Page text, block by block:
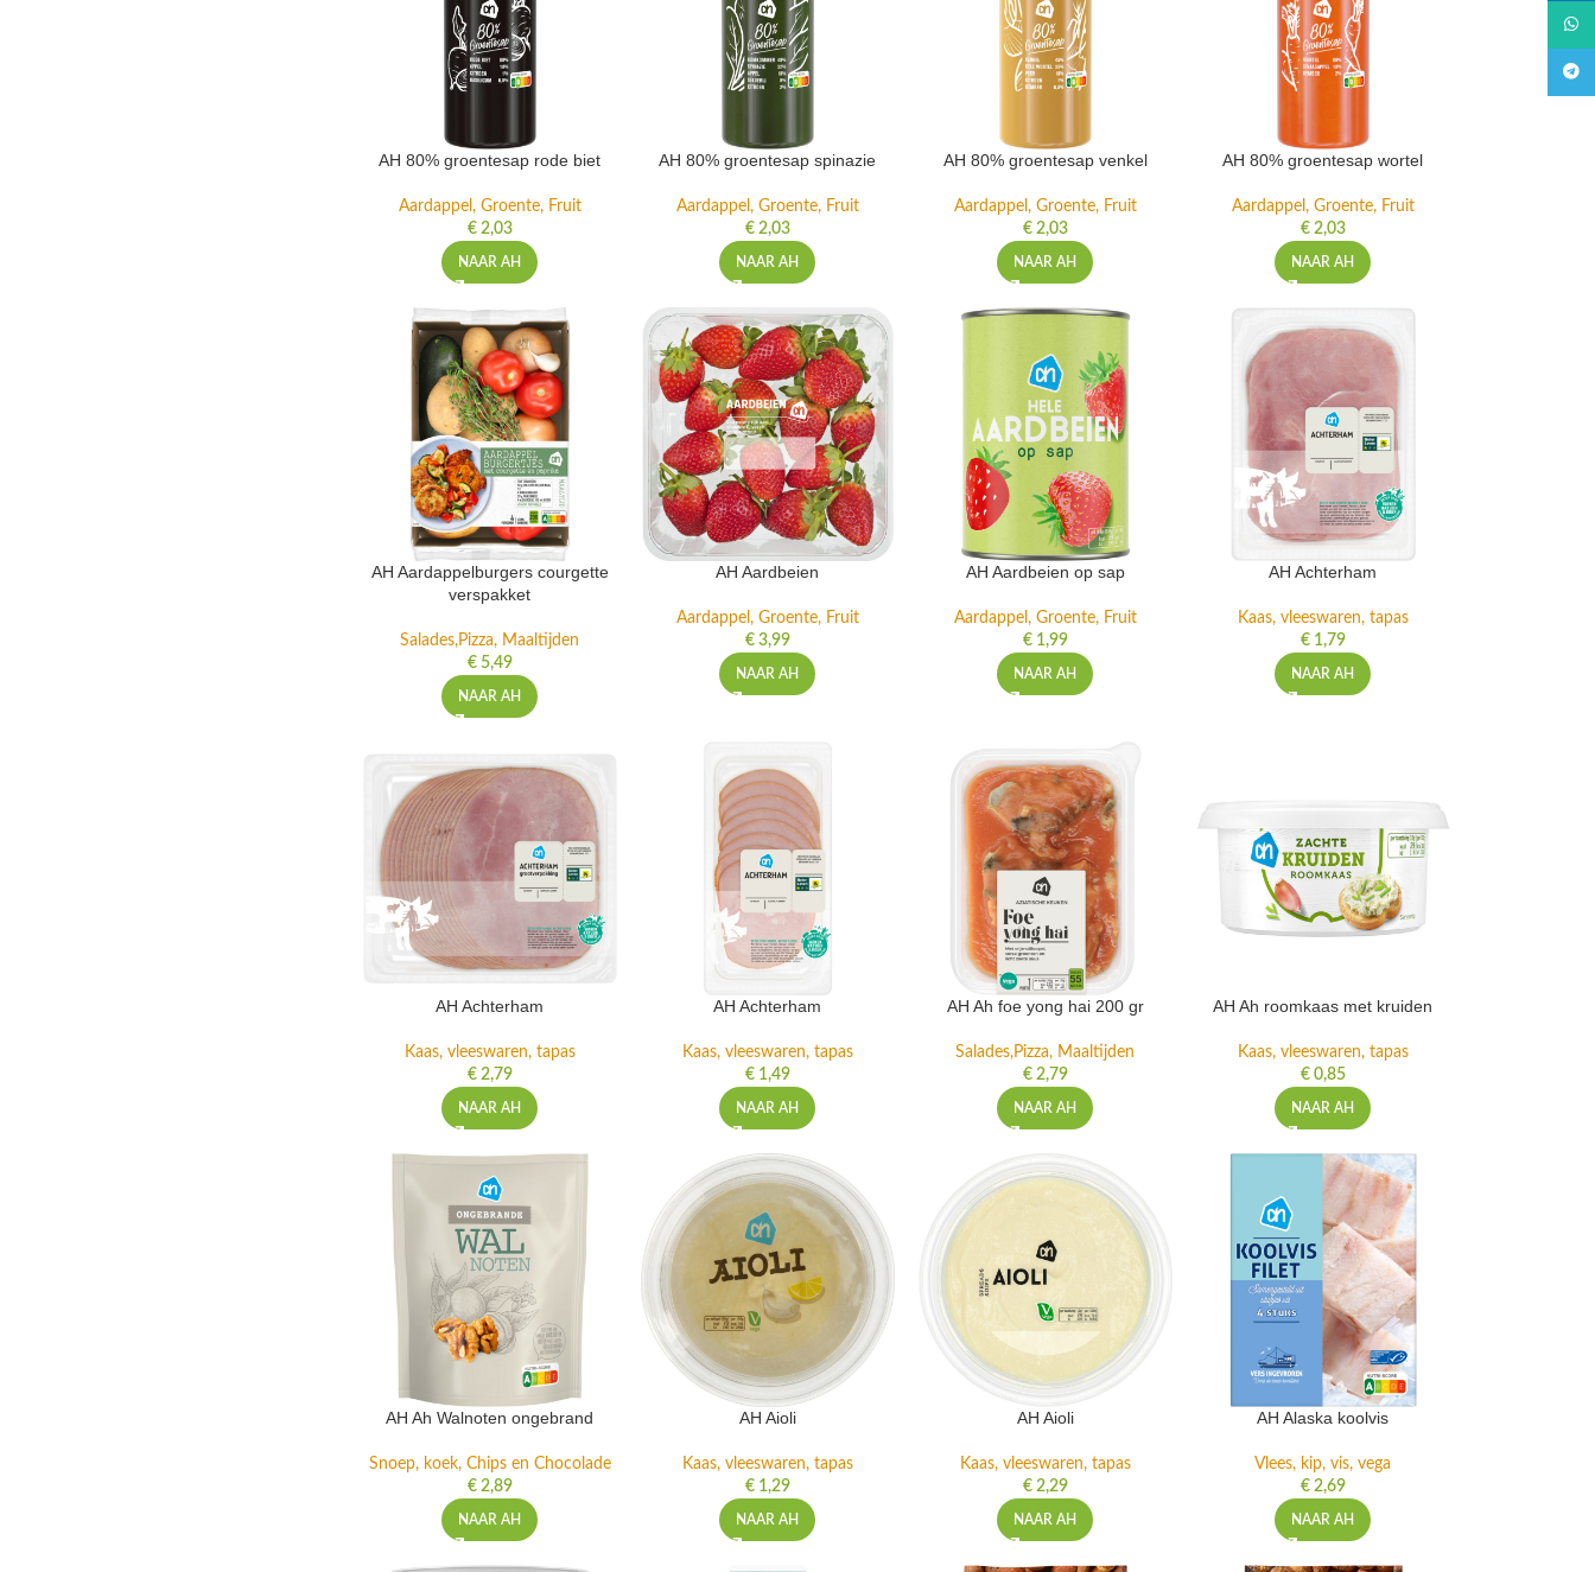
AH 80% groentesap rode biet
Aardappel, Groente, Fruit
€2,03
NAAR AH
AH 80% groentesap spinazie
Aardappel, Groente, Fruit
€2,03
NAAR AH
AH 80% groentesap venkel
Aardappel, Groente, Fruit
€2,03
NAAR AH
AH 80% groentesap wortel
Aardappel, Groente, Fruit
€2,03
NAAR AH
AH Aardappelburgers courgette
verspakket
Salades,Pizza, Maaltijden
€5,49
NAAR AH
AH Aardbeien
Aardappel, Groente, Fruit
€3,99
NAAR AH
AH Aardbeien op sap
Aardappel, Groente, Fruit
€1,99
NAAR AH
AH Achterham
Kaas, vleeswaren, tapas
€1,79
NAAR AH
AH Achterham
Kaas, vleeswaren, tapas
€2,79
NAAR AH
AH Achterham
Kaas, vleeswaren, tapas
€1,49
NAAR AH
AH Ah foe yong hai 200 gr
Salades,Pizza, Maaltijden
€2,79
NAAR AH
AH Ah roomkaas met kruiden
Kaas, vleeswaren, tapas
€0,85
NAAR AH
AH Ah Walnoten ongebrand
Snoep, koek, Chips en Chocolade
€2,89
NAAR AH
AH Aioli
Kaas, vleeswaren, tapas
€1,29
NAAR AH
AH Aioli
Kaas, vleeswaren, tapas
€2,29
NAAR AH
AH Alaska koolvis
Vlees, kip, vis, vega
€2,69
NAAR AH